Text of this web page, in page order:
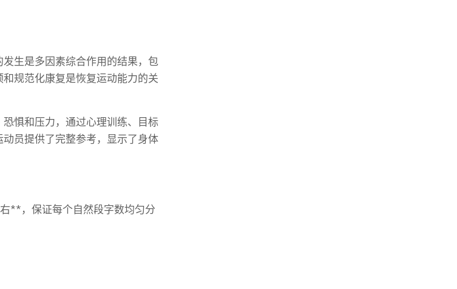
生是多因素综合作用的结果，包
规范化康复是恢复运动能力的关
惧和压力，通过心理训练、目标
员提供了完整参考，显示了身体
**，保证每个自然段字数均匀分